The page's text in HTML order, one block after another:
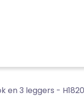
en 3 leggers -